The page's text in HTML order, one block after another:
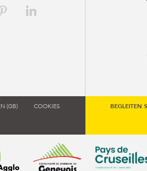
(GB) COOKIES BEGLEITEN
nouvelle fenêtre)
fenêtre)
Agglo (s'ouvre dans une nouvelle
Communauté de communes